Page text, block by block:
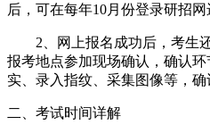
后，可在每年10月份登录研招网
2、网上报名成功后，考生还
报考地点参加现场确认，确认
实、录入指纹、采集图像等，确
二、考试时间详解